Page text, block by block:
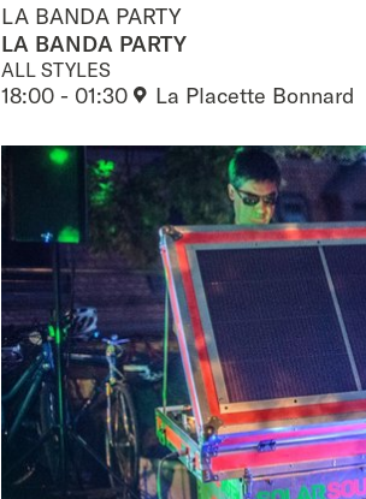
LA BANDA PARTY
LA BANDA PARTY
LA BANDA PARTY
ALL STYLES
18:00 - 01:30 La Placette Bonnard